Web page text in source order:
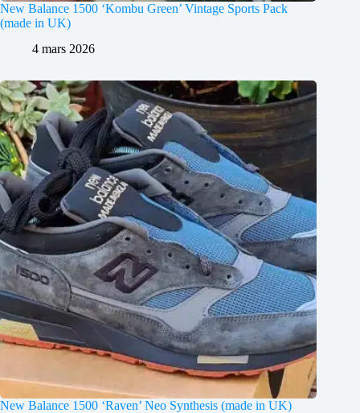
New Balance 1500 ‘Kombu Green’ Vintage Sports Pack
(made in UK)
4 mars 2026
New Balance 1500 ‘Raven’ Neo Synthesis (made in UK)